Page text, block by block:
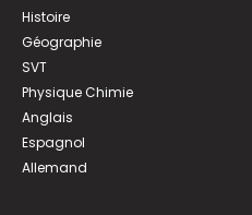
Histoire
Géographie
SVT
Physique Chimie
Anglais
Espagnol
Allemand